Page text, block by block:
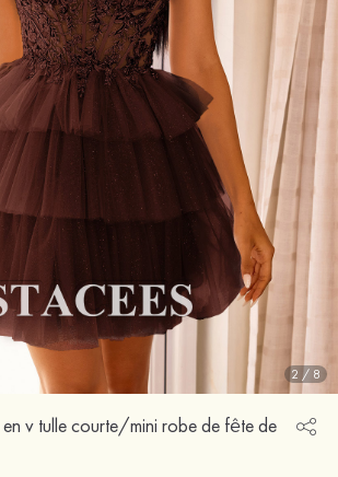
2 / 8
v tulle courte/mini robe de fête de